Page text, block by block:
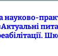
науково-